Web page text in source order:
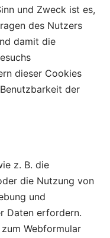
und Zweck ist es,
des Nutzers
damit die
dieser Cookies
der
z. B. die
die Nutzung von
und
Daten erfordern.
Webformular